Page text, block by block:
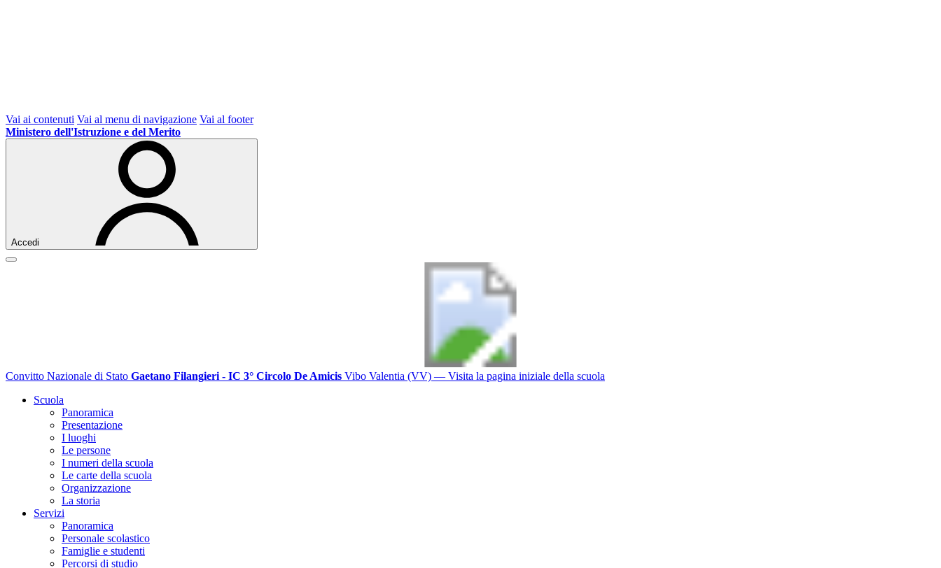
Vai ai contenuti Vai al menu di navigazione Vai al footer
Ministero dell'Istruzione e del Merito
Accedi
Convitto Nazionale di Stato Gaetano Filangieri - IC 3° Circolo De Amicis Vibo Valentia (VV) — Visita la pagina iniziale della scuola
Scuola
Panoramica
Presentazione
I luoghi
Le persone
I numeri della scuola
Le carte della scuola
Organizzazione
La storia
Servizi
Panoramica
Personale scolastico
Famiglie e studenti
Percorsi di studio